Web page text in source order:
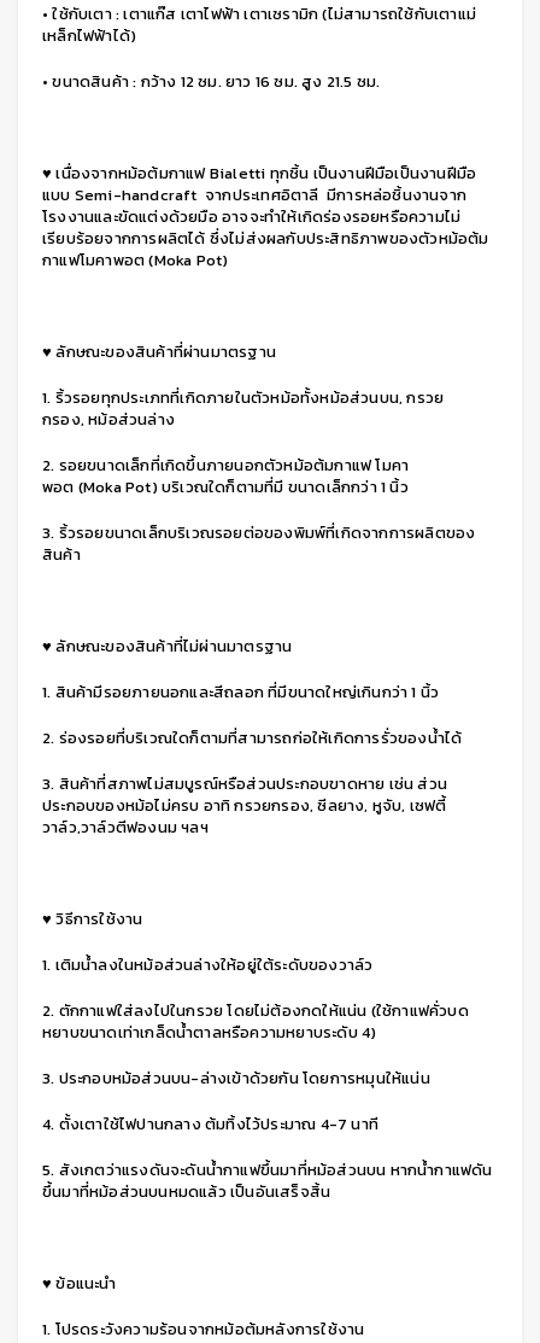
• ใช้กับเตา : เตาแก๊ส เตาไฟฟ้า เตาเซรามิก (ไม่สามารถใช้กับเตาแม่
เหล็กไฟฟ้าได้)
• ขนาดสินค้า : กว้าง 12 ซม. ยาว 16 ซม. สูง 21.5 ซม.
♥ เนื่องจากหม้อต้มกาแฟ Bialetti ทุกชิ้น เป็นงานฝีมือเป็นงานฝีมือ
แบบ Semi-handcraft จากประเทศอิตาลี มีการหล่อชิ้นงานจาก
โรงงานและขัดแต่งด้วยมือ อาจจะทำให้เกิดร่องรอยหรือความไม่
เรียบร้อยจากการผลิตได้ ซึ่งไม่ส่งผลกับประสิทธิภาพของตัวหม้อต้ม
กาแฟโมคาพอต (Moka Pot)
♥ ลักษณะของสินค้าที่ผ่านมาตรฐาน
1. ริ้วรอยทุกประเภทที่เกิดภายในตัวหม้อทั้งหม้อส่วนบน, กรวย
กรอง, หม้อส่วนล่าง
2. รอยขนาดเล็กที่เกิดขึ้นภายนอกตัวหม้อต้มกาแฟ โมคา
พอต (Moka Pot) บริเวณใดก็ตามที่มี ขนาดเล็กกว่า 1 นิ้ว
3. ริ้วรอยขนาดเล็กบริเวณรอยต่อของพิมพ์ที่เกิดจากการผลิตของ
สินค้า
♥ ลักษณะของสินค้าที่ไม่ผ่านมาตรฐาน
1. สินค้ามีรอยภายนอกและสีถลอก ที่มีขนาดใหญ่เกินกว่า 1 นิ้ว
2. ร่องรอยที่บริเวณใดก็ตามที่สามารถก่อให้เกิดการรั่วของน้ำได้
3. สินค้าที่สภาพไม่สมบูรณ์หรือส่วนประกอบขาดหาย เช่น ส่วน
ประกอบของหม้อไม่ครบ อาทิ กรวยกรอง, ซีลยาง, หูจับ, เซฟตี้
วาล์ว,วาล์วตีฟองนม ฯลฯ
♥ วิธีการใช้งาน
1. เติมน้ำลงในหม้อส่วนล่างให้อยู่ใต้ระดับของวาล์ว
2. ตักกาแฟใส่ลงไปในกรวย โดยไม่ต้องกดให้แน่น (ใช้กาแฟคั่วบด
หยาบขนาดเท่าเกล็ดน้ำตาลหรือความหยาบระดับ 4)
3. ประกอบหม้อส่วนบน-ล่างเข้าด้วยกัน โดยการหมุนให้แน่น
4. ตั้งเตาใช้ไฟปานกลาง ต้มทิ้งไว้ประมาณ 4-7 นาที
5. สังเกตว่าแรงดันจะดันน้ำกาแฟขึ้นมาที่หม้อส่วนบน หากน้ำกาแฟดัน
ขึ้นมาที่หม้อส่วนบนหมดแล้ว เป็นอันเสร็จสิ้น
♥ ข้อแนะนำ
1. โปรดระวังความร้อนจากหม้อต้มหลังการใช้งาน